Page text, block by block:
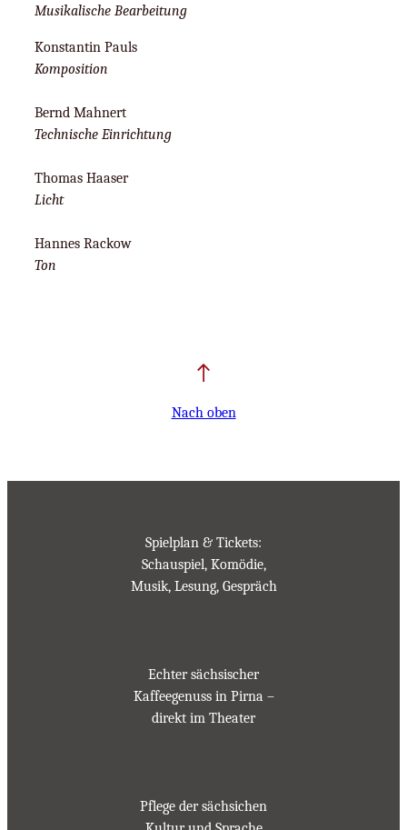
Musikalische Bearbeitung
Konstantin Pauls
Komposition
Bernd Mahnert
Technische Einrichtung
Thomas Haaser
Licht
Hannes Rackow
Ton
Nach oben
Spielplan & Tickets:
Schauspiel, Komödie,
Musik, Lesung, Gespräch
Echter sächsischer
Kaffeegenuss in Pirna –
direkt im Theater
Pflege der sächsichen